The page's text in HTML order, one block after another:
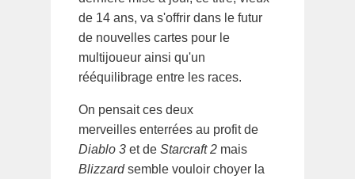
de 14 ans, va s'offrir dans le futur
de nouvelles cartes pour le
multijoueur ainsi qu'un
rééquilibrage entre les races.
On pensait ces deux
merveilles enterrées au profit de
Diablo 3 et de Starcraft 2 mais
Blizzardsemble vouloir choyer la